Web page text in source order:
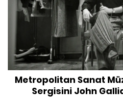
Metropolitan Sanat
Sergisini John